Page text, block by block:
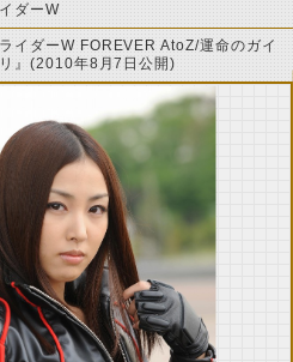
ダーW
ライダーW FOREVER AtoZ/運命のガイ
』(2010年8月7日公開)